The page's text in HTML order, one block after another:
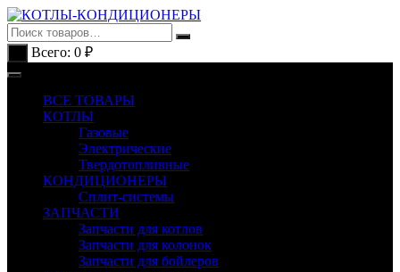
Перейти
к
содержимому
Всего: 0 ₽
ВСЕ ТОВАРЫ
КОТЛЫ
Газовые
Электрические
Твердотопливные
КОНДИЦИОНЕРЫ
Сплит-системы
ЗАПЧАСТИ
Запчасти для котлов
Запчасти для колонок
Запчасти для бойлеров